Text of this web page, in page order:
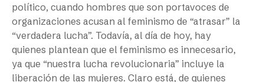
político, cuando hombres que son portavoces de
organizaciones acusan al feminismo de “atrasar” la
“verdadera lucha”. Todavía, al día de hoy, hay
quienes plantean que el feminismo es innecesario,
ya que “nuestra lucha revolucionaria” incluye la
liberación de las mujeres. Claro está, de quienes